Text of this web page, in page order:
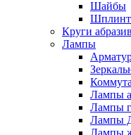
Шайбы
Круги
Лампы
Лампы
Лампы
Лампы
Лампы